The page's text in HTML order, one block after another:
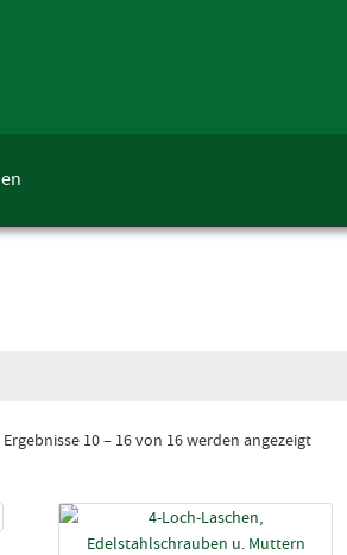
en
Ergebnisse 10 – 16 von 16 werden angezeigt